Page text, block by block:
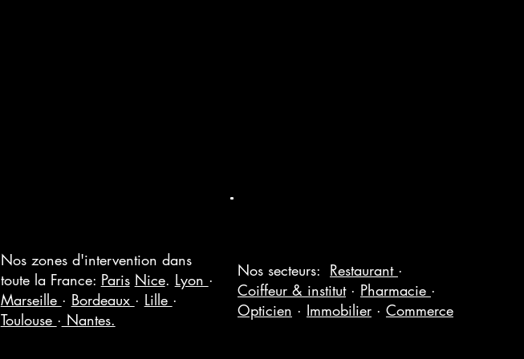
Nos zones d'intervention dans
toute la France: Paris Nice. Lyon ·
Marseille · Bordeaux · Lille ·
Toulouse · Nantes.
Nos secteurs: Restaurant ·
Coiffeur & institut · Pharmacie ·
Opticien · Immobilier· Commerce